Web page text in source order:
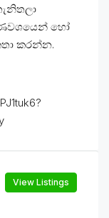
හෝ
කරන්න.
View Listings